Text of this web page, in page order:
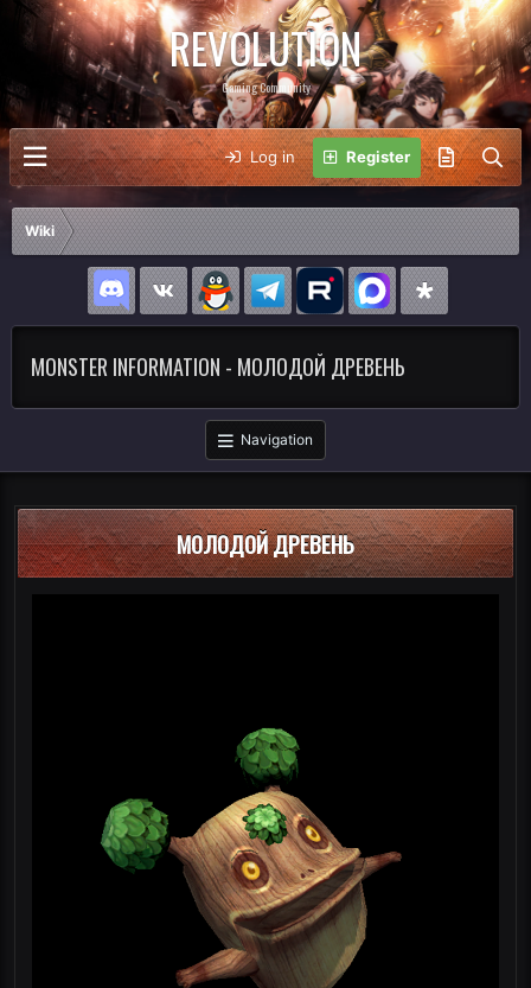
REVOLUTION
Gaming Community
Log in Register
Wiki
MONSTER INFORMATION - МОЛОДОЙ ДРЕВЕНЬ
Navigation
МОЛОДОЙ ДРЕВЕНЬ